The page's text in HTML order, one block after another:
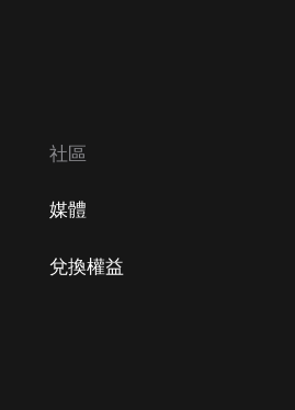
社區
媒體
兌換權益